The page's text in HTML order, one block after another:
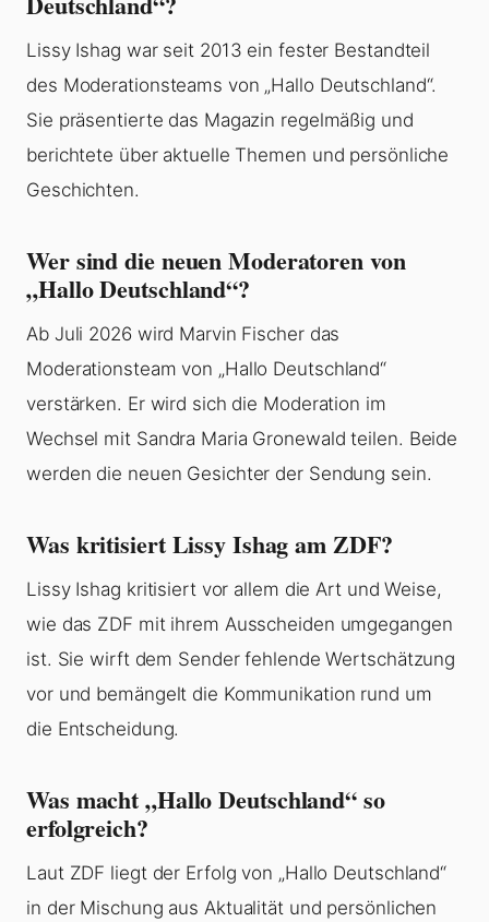
Lissy Ishag war seit 2013 ein fester Bestandteil
des Moderationsteams von „Hallo Deutschland“.
Sie präsentierte das Magazin regelmäßig und
berichtete über aktuelle Themen und persönliche
Geschichten.
Wer sind die neuen Moderatoren von
„Hallo Deutschland“?
Ab Juli 2026 wird Marvin Fischer das
Moderationsteam von „Hallo Deutschland“
verstärken. Er wird sich die Moderation im
Wechsel mit Sandra Maria Gronewald teilen. Beide
werden die neuen Gesichter der Sendung sein.
Was kritisiert Lissy Ishag am ZDF?
Lissy Ishag kritisiert vor allem die Art und Weise,
wie das ZDF mit ihrem Ausscheiden umgegangen
ist. Sie wirft dem Sender fehlende Wertschätzung
vor und bemängelt die Kommunikation rund um
die Entscheidung.
Was macht „Hallo Deutschland“ so
erfolgreich?
Laut ZDF liegt der Erfolg von „Hallo Deutschland“
in der Mischung aus Aktualität und persönlichen